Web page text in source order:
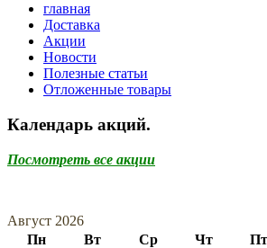
главная
Доставка
Акции
Новости
Полезные статьи
Отложенные товары
Календарь акций.
Посмотреть все акции
Август 2026
Пн
Вт Ср Чт Пт